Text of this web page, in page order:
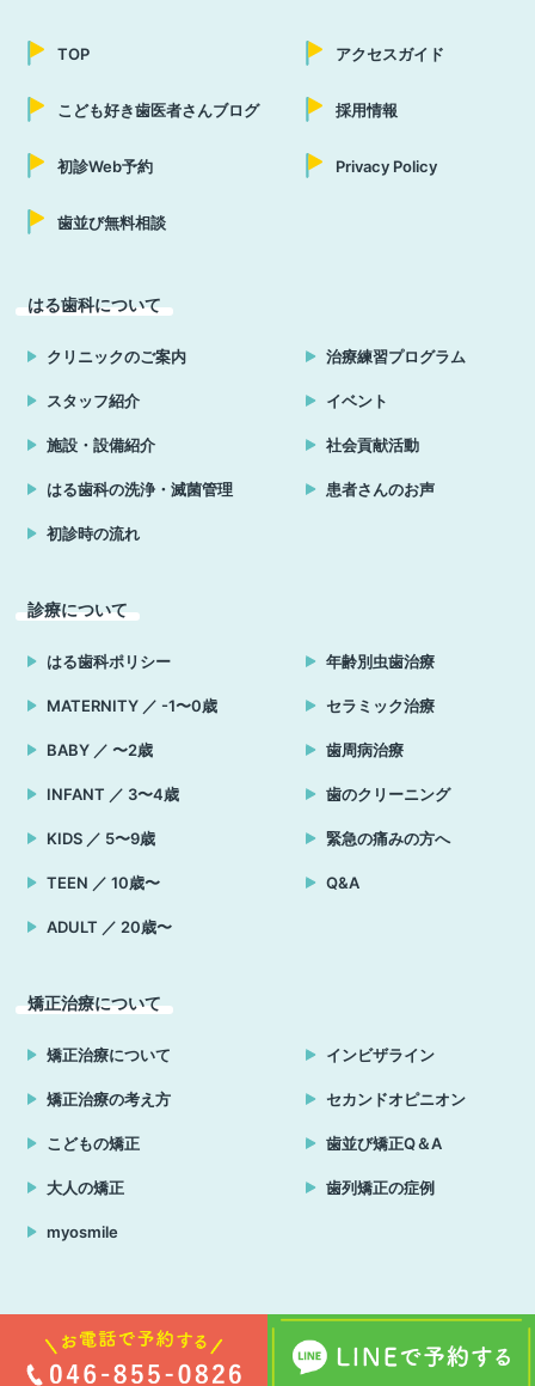
TOP
こども好き歯医者さんブログ
初診Web予約
歯並び無料相談
アクセスガイド
採用情報
Privacy Policy
はる歯科について
クリニックのご案内
スタッフ紹介
施設・設備紹介
はる歯科の洗浄・滅菌管理
初診時の流れ
治療練習プログラム
イベント
社会貢献活動
患者さんのお声
診療について
はる歯科ポリシー
MATERNITY ／ -1〜0歳
BABY ／ 〜2歳
INFANT ／ 3〜4歳
KIDS ／ 5〜9歳
TEEN ／ 10歳〜
ADULT ／ 20歳〜
年齢別虫歯治療
セラミック治療
歯周病治療
歯のクリーニング
緊急の痛みの方へ
Q&A
矯正治療について
矯正治療について
矯正治療の考え方
こどもの矯正
大人の矯正
myosmile
インビザライン
セカンドオピニオン
歯並び矯正Q＆A
歯列矯正の症例
Copyright © はる小児歯科・矯正歯科クリニック 横須賀 all rights reserved.